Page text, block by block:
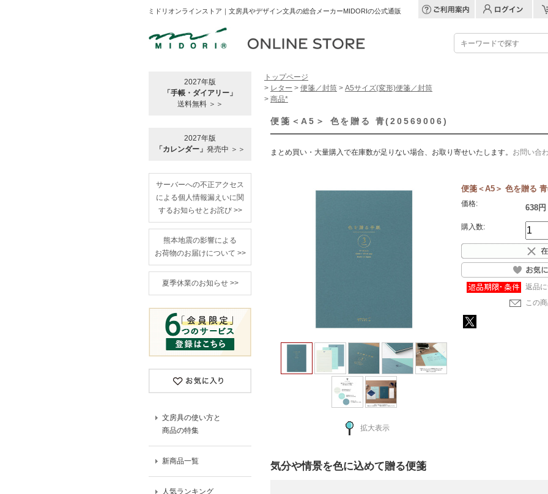
ミドリオンラインストア｜文房具やデザイン文具の総合メーカーMIDORIの公式通販
2027年版
「手帳・ダイアリー」
送料無料 ＞＞
2027年版
「カレンダー」 発売中 ＞＞
サーバーへの不正アクセス
による個人情報漏えいに関
するお知らせとお詫び >>
熊本地震の影響による
お荷物のお届けについて >>
夏季休業のお知らせ >>
文房具の使い方と
商品の特集
新商品一覧
人気ランキング
トップページ
> レター > 便箋／封筒 > A5サイズ(変形)便箋／封筒
> 商品*
便箋＜A5＞ 色を贈る 青(20569006)
まとめ買い・大量購入で在庫数が足りない場合、お取り寄せいたします。 お問い合
拡大表示
便箋＜A5＞ 色を贈る
価格: 638
購入数:
返品
この
気分や情景を色に込めて贈る便箋